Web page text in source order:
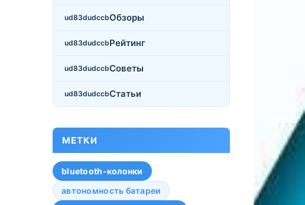
Обзоры
Рейтинг
Советы
Статьи
МЕТКИ
bluetooth-колонки
автономность батареи